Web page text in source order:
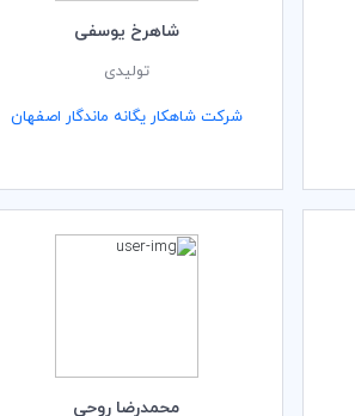
شاهرخ یوسفی
تولیدی
شرکت شاهکار یگانه ماندگار اصفهان
محمدرضا روحی